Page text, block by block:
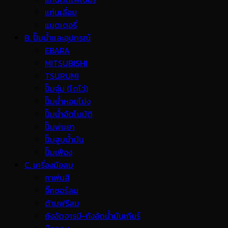
แท่นเลื่อย
แบตเตอรี่
B. ปั๊มน้ำและอุปกรณ์
EBARA
MITSUBISHI
TSURUMI
ปั๊มจุ่ม (ไดโว่)
ปั๊มน้ำหอยโข่ง
ปั๊มน้ำอัตโนมัติ
ปั๊มพ่นยา
ปั๊มสูบน้ำมัน
ปั๊มเฟือง
C. เครื่องมือลม
กาพ่นสี
จิ๊กซอร์ลม
ด้ามฟรีลม
ถังอัดจารบี-ถังอัดน้ำมันเกียร์